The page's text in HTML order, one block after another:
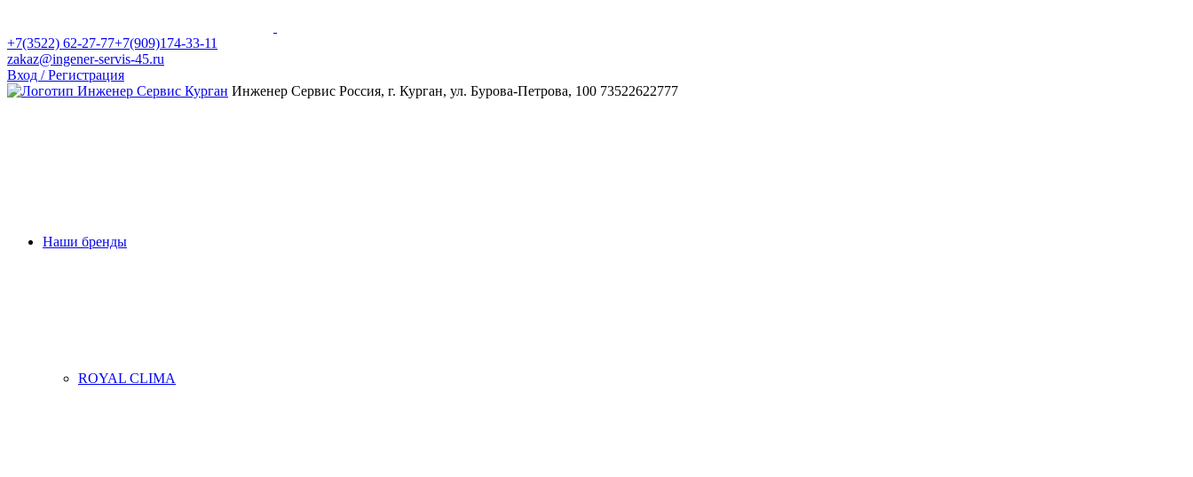
+7(3522) 62-27-77+7(909)174-33-11
zakaz@ingener-servis-45.ru
Вход / Регистрация
Инженер Сервис Россия, г. Курган, ул. Бурова-Петрова, 100 73522622777
Наши бренды
ROYAL CLIMA